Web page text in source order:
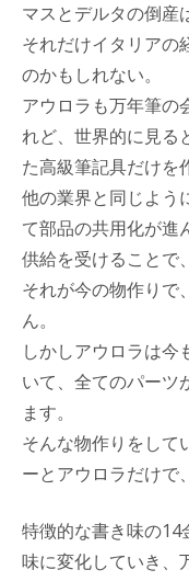
マスとデルタの倒産
それだけイタリアの
のかもしれない。
アウロラも万年筆の
れど、世界的に見る
た高級筆記具だけを
他の業界と同じよう
て部品の共用化が進
供給を受けることで
それが今の物作りで
ん。
しかしアウロラは今
いて、全てのパーツ
ます。
そんな物作りをして
ーとアウロラだけで
特徴的な書き味の14
味に変化していき、